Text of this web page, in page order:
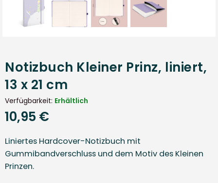
Notizbuch Kleiner Prinz, liniert,
13 x 21 cm
Verfügbarkeit: Erhältlich
Normaler
10,95 €
Liniertes Hardcover-Notizbuch mit
Gummibandverschluss und dem Motiv des Kleinen
Prinzen.